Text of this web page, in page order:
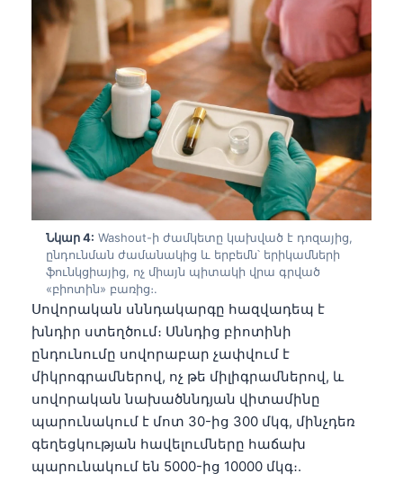
Նկար 4: Washout-ի ժամկետը կախված է դոզայից,
ընդունման ժամանակից և երբեմն՝ երիկամների
ֆունկցիայից, ոչ միայն պիտակի վրա գրված
«բիոտին» բառից։.
Սովորական սննդակարգը հազվադեպ է
խնդիր ստեղծում։ Սննդից բիոտինի
ընդունումը սովորաբար չափվում է
միկրոգրամներով, ոչ թե միլիգրամներով, և
սովորական նախածննդյան վիտամինը
պարունակում է մոտ 30-ից 300 մկգ, մինչդեռ
գեղեցկության հավելումները հաճախ
պարունակում են 5000-ից 10000 մկգ։.